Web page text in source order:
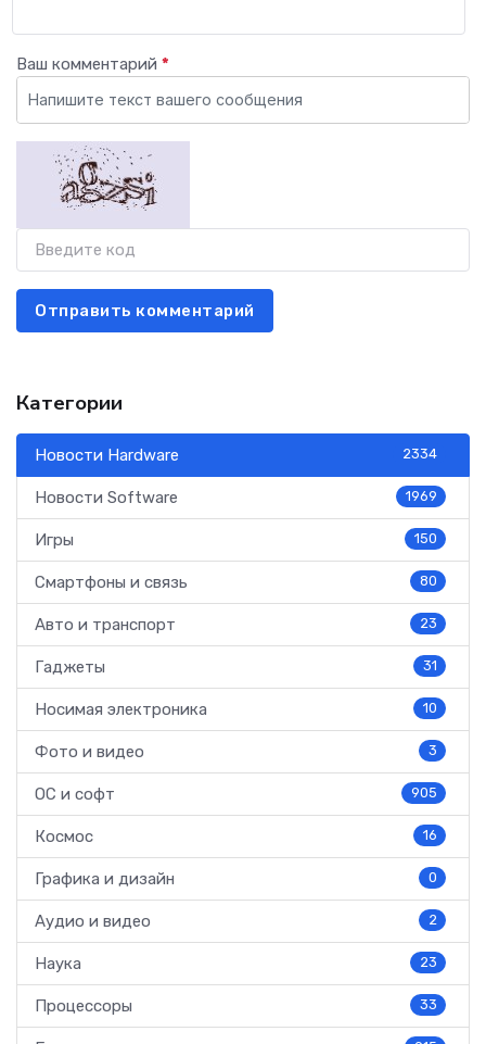
Ваш комментарий *
Отправить комментарий
Категории
Новости Hardware 2334
Новости Software 1969
Игры 150
Смартфоны и связь 80
Авто и транспорт 23
Гаджеты 31
Носимая электроника 10
Фото и видео 3
ОС и софт 905
Космос 16
Графика и дизайн 0
Аудио и видео 2
Наука 23
Процессоры 33